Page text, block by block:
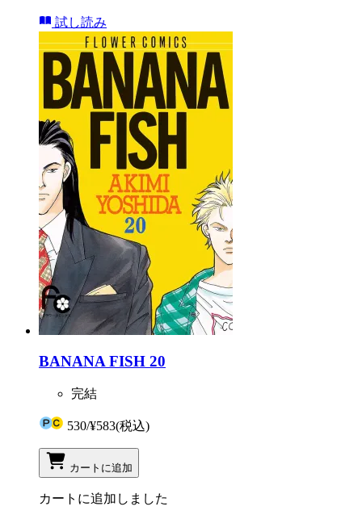
試し読み
BANANA FISH 20
完結
530/¥583(税込)
カートに追加
カートに追加しました